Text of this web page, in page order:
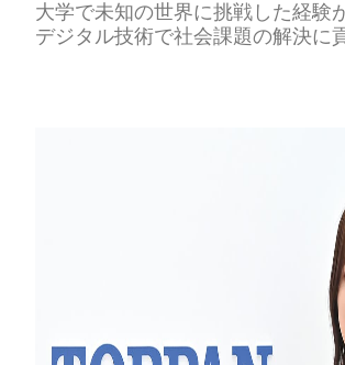
大学で未知の世界に挑戦した経験
デジタル技術で社会課題の解決に